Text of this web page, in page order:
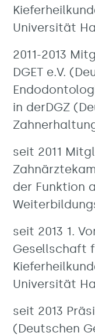
Universität
2011-2013
DGET e.V.
in derDGZ
seit 2011
der Funktion
seit 2013 1.
Gesellschaft
Universität
seit 2013
(Deutschen